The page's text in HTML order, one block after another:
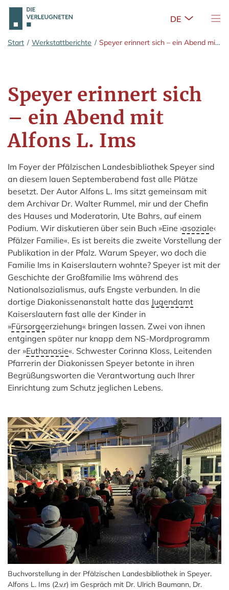
Zum Hauptinhalt springen
Start / Werkstattberichte / Speyer erinnert sich – ein Abend mit Alfons L. Ims
Speyer erinnert sich
– ein Abend mit
Alfons L. Ims
Im Foyer der Pfälzischen Landesbibliothek Speyer sind
an diesem lauen Septemberabend fast alle Plätze
besetzt. Der Autor Alfons L. Ims sitzt gemeinsam mit
dem Archivar Dr. Walter Rummel, mir und der Chefin
des Hauses und Moderatorin, Ute Bahrs, auf einem
Podium. Wir diskutieren über sein Buch »Eine ›asoziale‹
Pfälzer Familie«. Es ist bereits die zweite Vorstellung der
Publikation in der Pfalz. Warum Speyer, wo doch die
Familie Ims in Kaiserslautern wohnte? Speyer ist mit der
Geschichte der Großfamilie Ims während des
Nationalsozialismus, aufs Engste verbunden. In die
dortige Diakonissenanstalt hatte das Jugendamt
Kaiserslautern fast alle der Kinder in
»Fürsorgeerziehung« bringen lassen. Zwei von ihnen
entgingen später nur knapp dem NS-Mordprogramm
der »Euthanasie«. Schwester Corinna Kloss, Leitenden
Pfarrerin der Diakonissen Speyer betonte in ihren
Begrüßungsworten die Verantwortung auch Ihrer
Einrichtung zum Schutz jeglichen Lebens.
Buchvorstellung in der Pfälzischen Landesbibliothek in Speyer.
Alfons L. Ims (2.v.r) im Gespräch mit Dr. Ulrich Baumann, Dr.